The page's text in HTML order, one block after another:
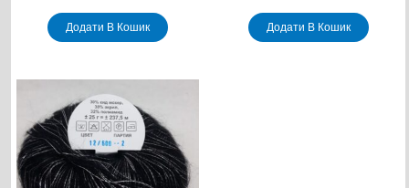
Додати В Кошик Додати В Кошик